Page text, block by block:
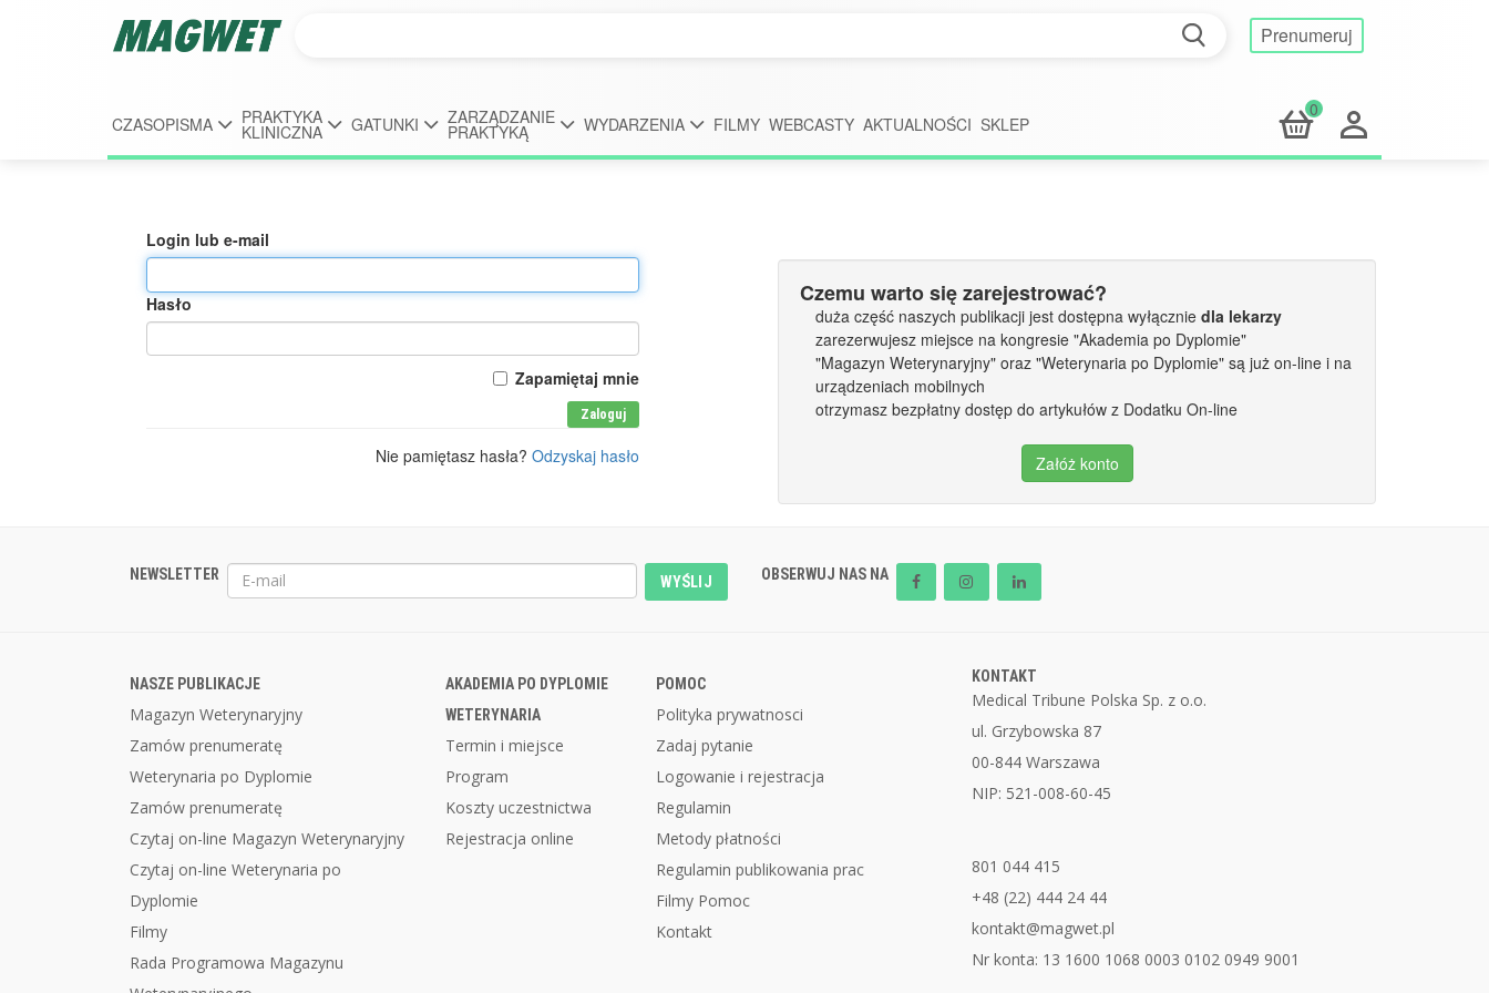
Prenumeruj
CZASOPISMA PRAKTYKA
KLINICZNA GATUNKI ZARZĄDZANIE
PRAKTYKĄ WYDARZENIA FILMY WEBCASTY AKTUALNOŚCI SKLEP
0
Login lub e-mail
Hasło
Zapamiętaj mnie
Zaloguj
Nie pamiętasz hasła? Odzyskaj hasło
Czemu warto się zarejestrować?
duża część naszych publikacji jest dostępna wyłącznie dla lekarzy
zarezerwujesz miejsce na kongresie "Akademia po Dyplomie"
"Magazyn Weterynaryjny" oraz "Weterynaria po Dyplomie" są już on-line i na
urządzeniach mobilnych
otrzymasz bezpłatny dostęp do artykułów z Dodatku On-line
Załóż konto
NEWSLETTER WYŚLIJ OBSERWUJ NAS NA
NASZE PUBLIKACJE
Magazyn Weterynaryjny
Zamów prenumeratę
Weterynaria po Dyplomie
Zamów prenumeratę
Czytaj on-line Magazyn Weterynaryjny
Czytaj on-line Weterynaria po
Dyplomie
Filmy
Rada Programowa Magazynu
AKADEMIA PO DYPLOMIE
WETERYNARIA
Termin i miejsce
Program
Koszty uczestnictwa
Rejestracja online
POMOC
Polityka prywatnosci
Zadaj pytanie
Logowanie i rejestracja
Regulamin
Metody płatności
Regulamin publikowania prac
Filmy Pomoc
Kontakt
KONTAKT
Medical Tribune Polska Sp. z o.o.
ul. Grzybowska 87
00-844 Warszawa
NIP: 521-008-60-45
801 044 415
+48 (22) 444 24 44
kontakt@magwet.pl
Nr konta: 13 1600 1068 0003 0102 0949 9001